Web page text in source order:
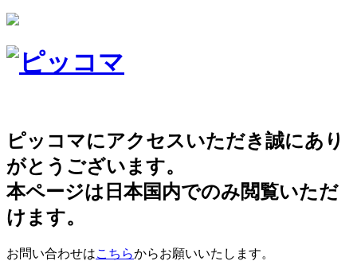
ピッコマにアクセスいただき誠にあり
がとうございます。
本ページは日本国内でのみ閲覧いただ
けます。
お問い合わせはこちらからお願いいたします。